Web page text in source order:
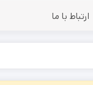
ارتباط با ما